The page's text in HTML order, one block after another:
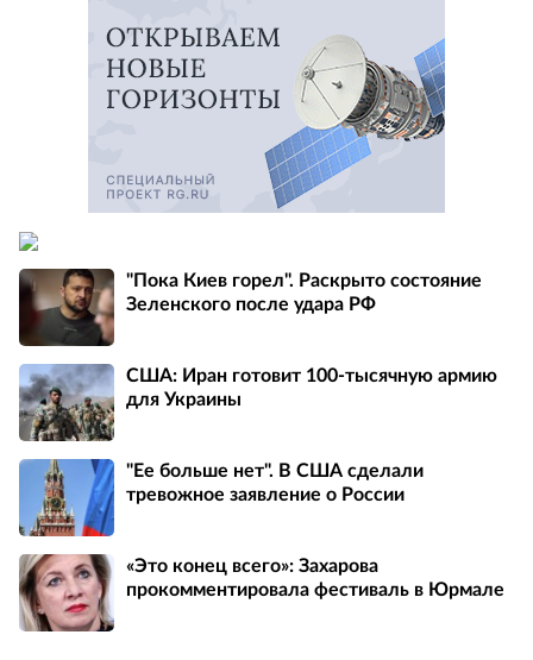
"Пока Киев горел". Раскрыто состояние
Зеленского после удара РФ
США: Иран готовит 100-тысячную армию
для Украины
"Ее больше нет". В США сделали
тревожное заявление о России
«Это конец всего»: Захарова
прокомментировала фестиваль в Юрмале